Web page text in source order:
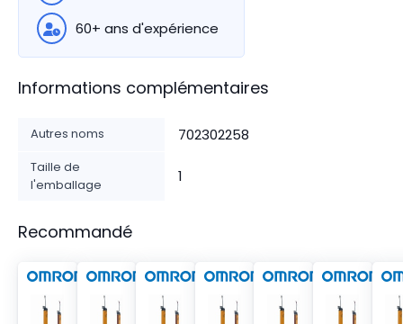
60+ ans d'expérience
Informations complémentaires
Autres noms 702302258
Taille de
l'emballage
1
Recommandé